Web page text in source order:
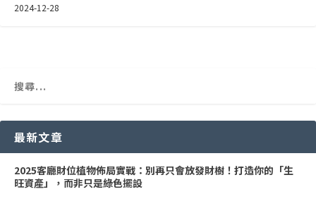
2024-12-28
最新文章
2025客廳財位植物佈局實戰：別再只會放發財樹！打造你的「生
旺資產」，而非只是綠色擺設